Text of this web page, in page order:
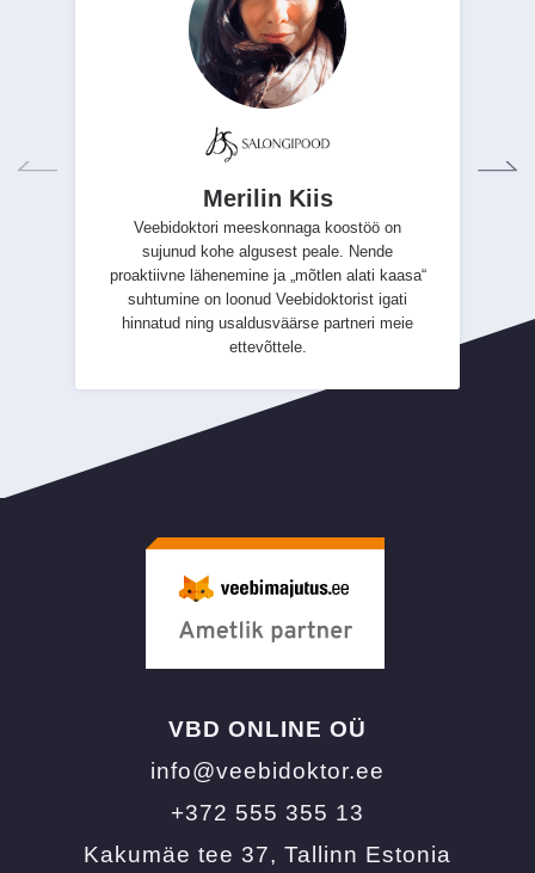
Merilin Kiis
Veebidoktori meeskonnaga koostöö on
sujunud kohe algusest peale. Nende
proaktiivne lähenemine ja „mõtlen alati kaasa“
suhtumine on loonud Veebidoktorist igati
hinnatud ning usaldusväärse partneri meie
ettevõttele.
VBD ONLINE OÜ
info@veebidoktor.ee
+372 555 355 13
Kakumäe tee 37, Tallinn Estonia